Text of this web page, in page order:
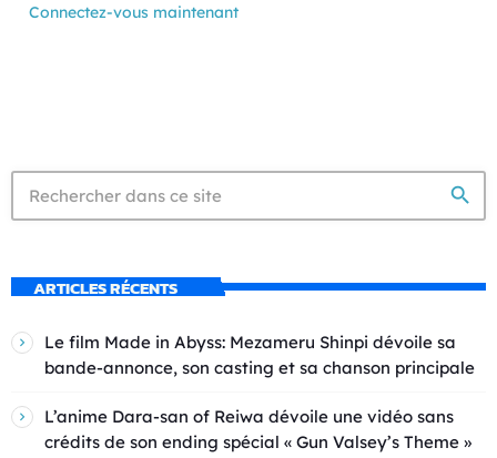
Connectez-vous maintenant
search
ARTICLES RÉCENTS
Le film Made in Abyss: Mezameru Shinpi dévoile sa
bande-annonce, son casting et sa chanson principale
L’anime Dara-san of Reiwa dévoile une vidéo sans
crédits de son ending spécial « Gun Valsey’s Theme »